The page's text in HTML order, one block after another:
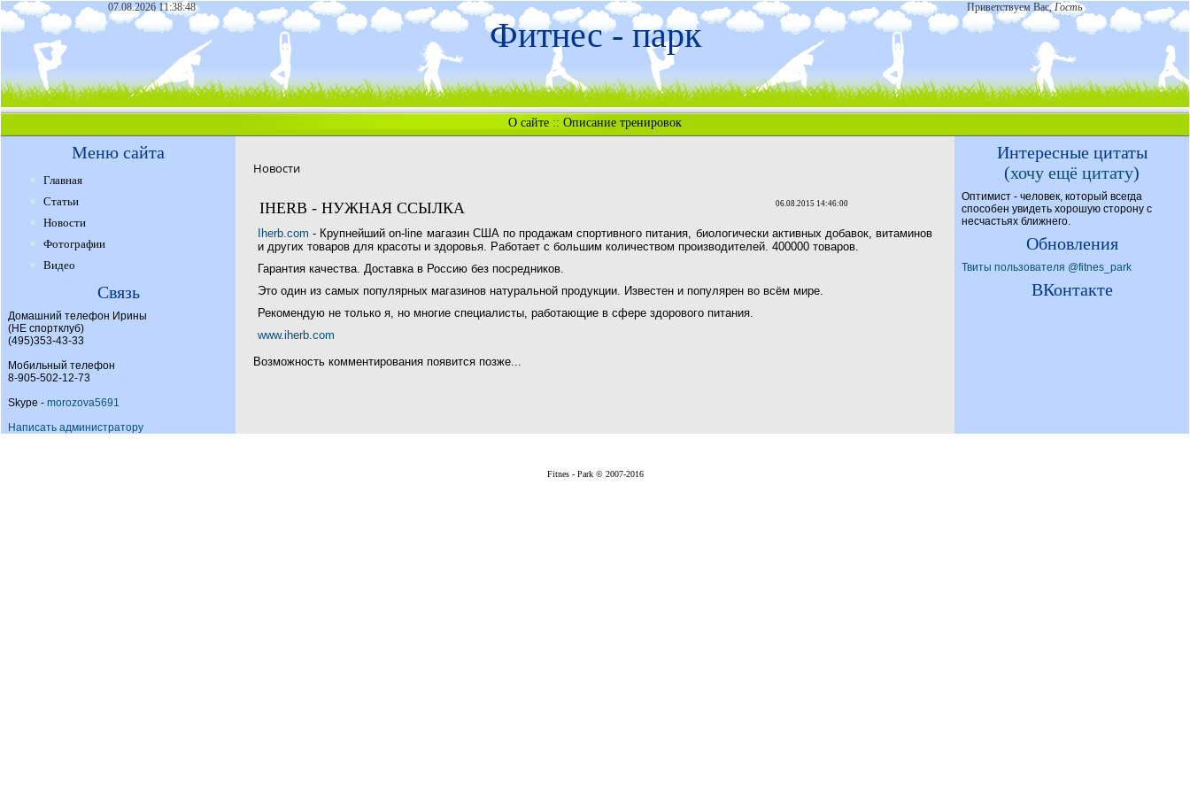
07.08.2026 11:38:48 Приветствуем Вас,Гость
Фитнес - парк
О сайте :: Описание тренировок
Меню сайта
Главная
Статьи
Новости
Фотографии
Видео
Связь
Домашний телефон Ирины
(НЕ спортклуб)
(495)353-43-33
Мобильный телефон
8-905-502-12-73
Skype - morozova5691
Написать администратору
Новости
06.08.2015 14:46:00
IHERB - НУЖНАЯ ССЫЛКА
Iherb.com - Крупнейший оn-line магазин США по продажам спортивного питания, биологически активных добавок, витаминов
и других товаров для красоты и здоровья. Работает с большим количеством производителей. 400000 товаров.
Гарантия качества. Доставка в Россию без посредников.
Это один из самых популярных магазинов натуральной продукции. Известен и популярен во всём мире.
Рекомендую не только я, но многие специалисты, работающие в сфере здорового питания.
www.iherb.com
Возможность комментирования появится позже...
Интересные цитаты
(хочу ещё цитату)
Оптимист - человек, который всегда
способен увидеть хорошую сторону с
несчастьях ближнего.
Обновления
Твиты пользователя @fitnes_park
ВКонтакте
Fitnes - Park © 2007-2016